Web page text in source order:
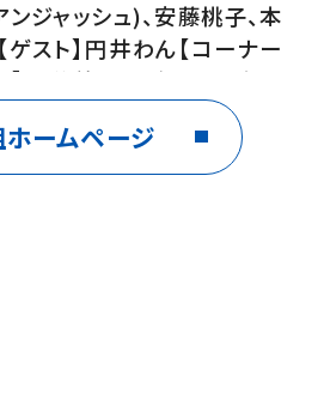
ジャッシュ)、安藤桃子、本
スト】円井わん【コーナー
澁谷善ヘイゼル(月・火)、
気象予報士】敷波美保(月
) ームページ